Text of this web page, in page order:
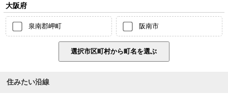
大阪府
泉南郡岬町 阪南市
住みたい沿線